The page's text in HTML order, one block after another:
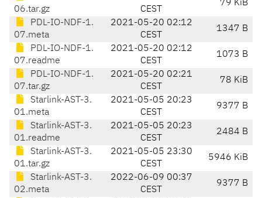
06.tar.gz
CEST
79 KiB
PDL-IO-NDF-1.
07.meta
2021-05-20 02:12
CEST
1347 B
PDL-IO-NDF-1.
07.readme
2021-05-20 02:12
CEST
1073 B
PDL-IO-NDF-1.
07.tar.gz
2021-05-20 02:21
CEST
78 KiB
Starlink-AST-3.
01.meta
2021-05-05 20:23
CEST
9377 B
Starlink-AST-3.
01.readme
2021-05-05 20:23
CEST
2484 B
Starlink-AST-3.
01.tar.gz
2021-05-05 23:30
CEST
5946 KiB
Starlink-AST-3.
02.meta
2022-06-09 00:37
CEST
9377 B